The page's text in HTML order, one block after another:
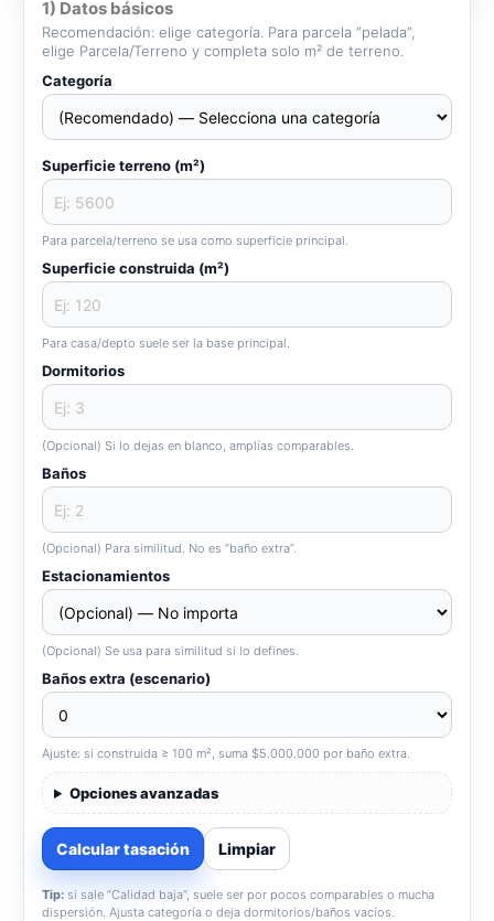
1) Datos básicos
Recomendación: elige categoría. Para parcela “pelada”,
elige Parcela/Terreno y completa solo m² de terreno.
Categoría
Superficie terreno (m²)
Para parcela/terreno se usa como superficie principal.
Superficie construida (m²)
Para casa/depto suele ser la base principal.
Dormitorios
(Opcional) Si lo dejas en blanco, amplías comparables.
Baños
(Opcional) Para similitud. No es “baño extra”.
Estacionamientos
(Opcional) Se usa para similitud si lo defines.
Baños extra (escenario)
Ajuste: si construida ≥ 100 m², suma $5.000.000 por baño extra.
Opciones avanzadas
Calcular tasación Limpiar
Tip: si sale “Calidad baja”, suele ser por pocos comparables o mucha
dispersión. Ajusta categoría o deja dormitorios/baños vacíos.